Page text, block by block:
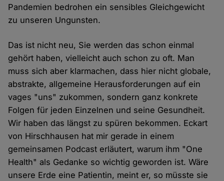
Pandemien bedrohen ein sensibles Gleichgewicht
zu unseren Ungunsten.
Das ist nicht neu, Sie werden das schon einmal
gehört haben, vielleicht auch schon zu oft. Man
muss sich aber klarmachen, dass hier nicht globale,
abstrakte, allgemeine Herausforderungen auf ein
vages "uns" zukommen, sondern ganz konkrete
Folgen für jeden Einzelnen und seine Gesundheit.
Wir haben das längst zu spüren bekommen. Eckart
von Hirschhausen hat mir gerade in einem
gemeinsamen Podcast erläutert, warum ihm "One
Health" als Gedanke so wichtig geworden ist. Wäre
unsere Erde eine Patientin, meint er, so müsste sie